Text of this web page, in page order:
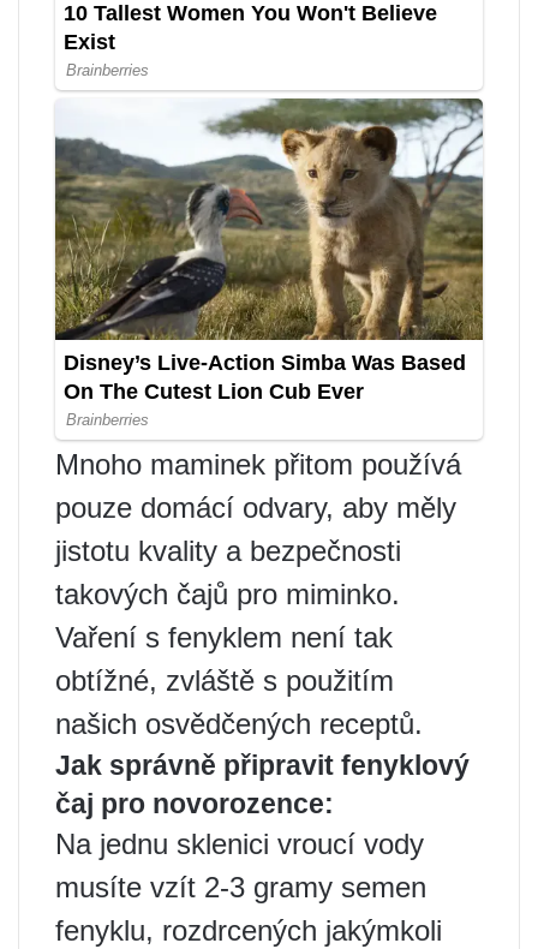
Mnoho maminek přitom používá
pouze domácí odvary, aby měly
jistotu kvality a bezpečnosti
takových čajů pro miminko.
Vaření s fenyklem není tak
obtížné, zvláště s použitím
našich osvědčených receptů.
Jak správně připravit fenyklový
čaj pro novorozence:
Na jednu sklenici vroucí vody
musíte vzít 2-3 gramy semen
fenyklu, rozdrcených jakýmkoli